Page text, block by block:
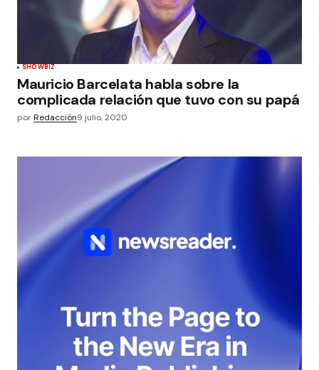
SHOWBIZ
Mauricio Barcelata habla sobre la
complicada relación que tuvo con su papá
porRedacción9 julio, 2020